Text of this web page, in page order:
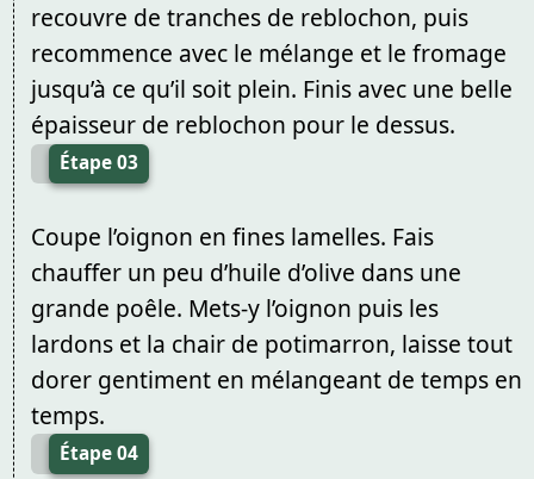
recouvre de tranches de reblochon, puis
recommence avec le mélange et le fromage
jusqu’à ce qu’il soit plein. Finis avec une belle
épaisseur de reblochon pour le dessus.
Étape 03
Coupe l’oignon en fines lamelles. Fais
chauffer un peu d’huile d’olive dans une
grande poêle. Mets-y l’oignon puis les
lardons et la chair de potimarron, laisse tout
dorer gentiment en mélangeant de temps en
temps.
Étape 04